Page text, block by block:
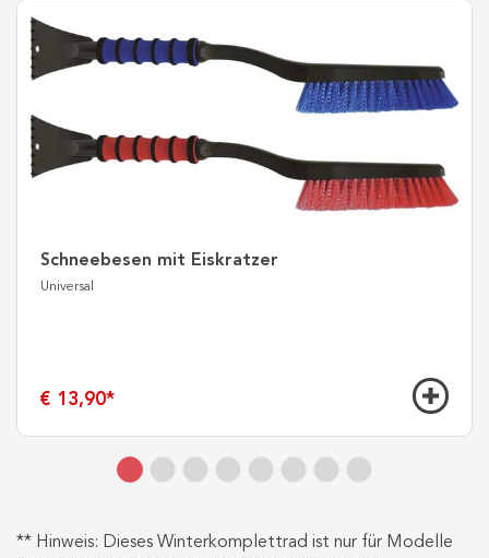
Schneebesen mit Eiskratzer
Universal
€ 13,90*
** Hinweis: Dieses Winterkomplettrad ist nur für Modelle